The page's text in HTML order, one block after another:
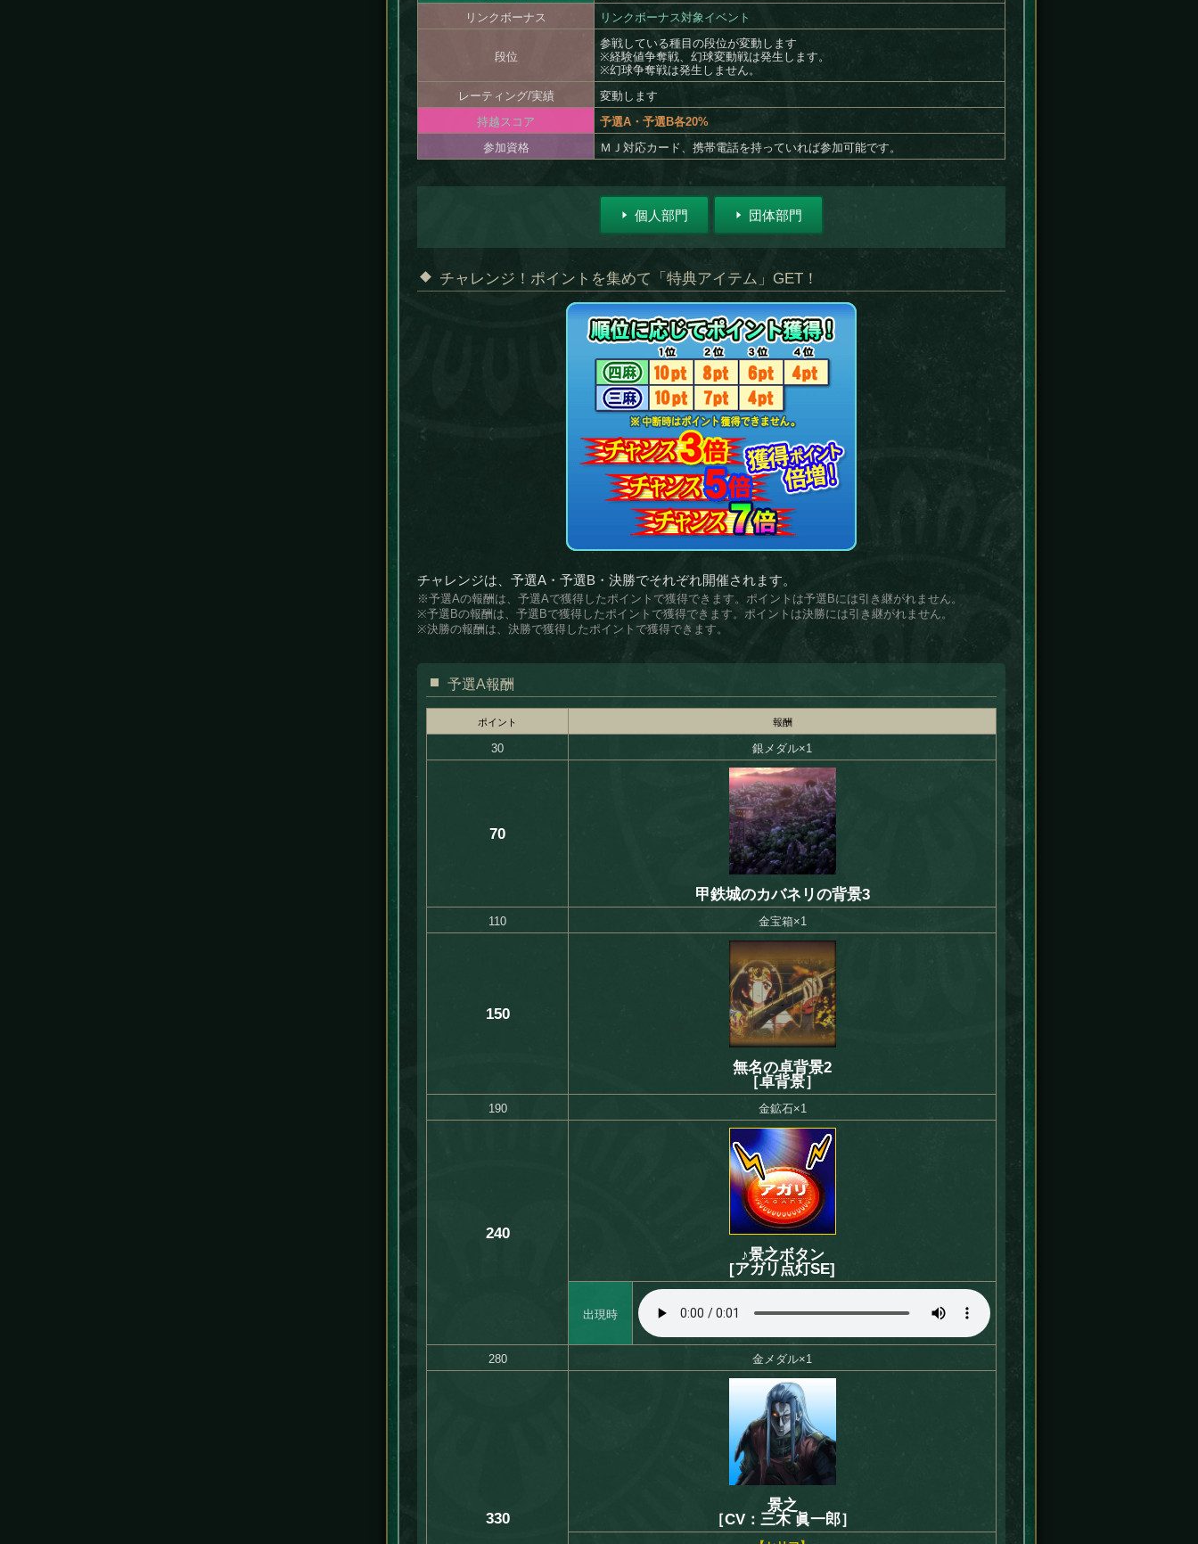
リンクボーナス
リンクボーナス対象イベント
段位
参戦している種目の段位が変動します
※経験値争奪戦、幻球変動戦は発生します。
※幻球争奪戦は発生しません。
レーティング/実績
変動します
持越スコア
予選A・予選B各20%
参加資格
ＭＪ対応カード、携帯電話を持っていれば参加可能です。
個人部門 団体部門
チャレンジ！ポイントを集めて「特典アイテム」GET！
チャレンジは、予選A・予選B・決勝でそれぞれ開催されます。
※予選Aの報酬は、予選Aで獲得したポイントで獲得できます。ポイントは予選Bには引き継がれません。
※予選Bの報酬は、予選Bで獲得したポイントで獲得できます。ポイントは決勝には引き継がれません。
※決勝の報酬は、決勝で獲得したポイントで獲得できます。
予選A報酬
ポイント 報酬
30 銀メダル×1
70
甲鉄城のカバネリの背景3
110 金宝箱×1
150
無名の卓背景2
［卓背景］
190 金鉱石×1
240
♪景之ボタン
[アガリ点灯SE]
出現時
280 金メダル×1
330
景之
［CV：三木 眞一郎］